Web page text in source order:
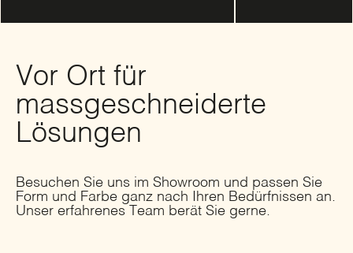
Vor Ort für
massgeschneiderte
Lösungen
Besuchen Sie uns im Showroom und passen Sie
Form und Farbe ganz nach Ihren Bedürfnissen an.
Unser erfahrenes Team berät Sie gerne.